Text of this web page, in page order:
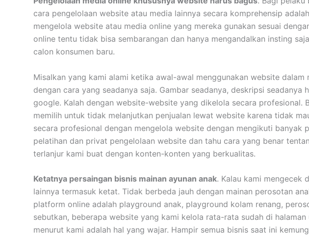
cara pengelolaan website atau media lainnya secara komprehensip
mengelola website atau media online yang mereka gunakan sesuai
online tentu tidak bisa sembarangan dan hanya mengandalkan insting
calon konsumen baru.
Misalkan yang kami alami ketika awal-awal menggunakan website
dengan cara yang seadanya saja. Gambar seadanya, deskripsi
google. Kalah dengan website-website yang dikelola secara
memilih untuk tidak melanjutkan penjualan lewat website karena tidak
secara profesional dengan mengelola website dengan mengikuti
pelatihan dan privat pengelolaan website dan tahu cara yang benar
terlanjur kami buat dengan konten-konten yang berkualitas.
Ketatnya persaingan bisnis mainan ayunan anak. Kalau kami mengecek
lainnya termasuk ketat. Tidak berbeda jauh dengan mainan perosotan
platform online adalah playground anak, playground kolam renang,
sebutkan, beberapa website yang kami kelola rata-rata sudah di
menurut kami adalah hal yang wajar. Hampir semua bisnis saat ini